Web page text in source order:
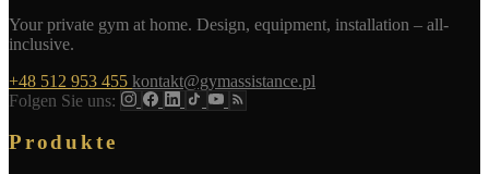
Your private gym at home. Design, equipment, installation – all-
inclusive.
+48 512 953 455 kontakt@gymassistance.pl
Folgen Sie uns:
Produkte